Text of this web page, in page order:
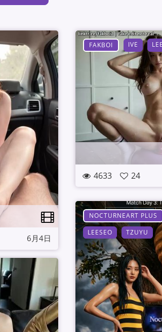
6月4日
FAKBOI IVE
4633 24
NOCTURNEART PLUS
LEESEO
TZUYU